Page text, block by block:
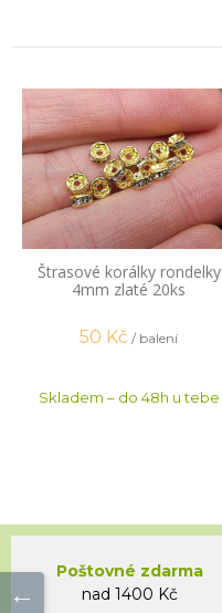
Štrasové korálky rondelky
4mm zlaté 20ks
50 Kč / balení
Skladem – do 48h u tebe
Poštovné zdarma
nad 1400 Kč